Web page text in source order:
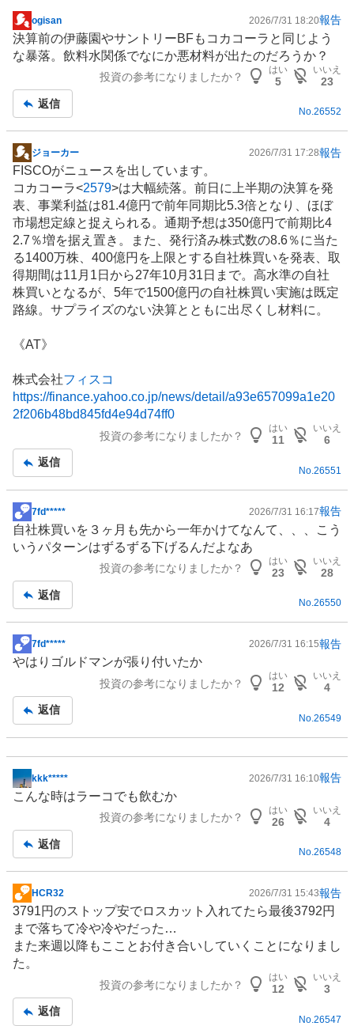
掲
示
板
ogisan 2026/7/31 18:20報告
決算前の伊藤園やサントリーBFもコカコーラと同じよう
な暴落。飲料水関係でなにか悪材料が出たのだろうか？
投資の参考になりましたか？
はい
5
いいえ
23
返信
No.26552
掲
示
板
記
事
ジョーカー 2026/7/31 17:28報告
FISCOがニュースを出しています。
コカコーラ<2579>は大幅続落。前日に上半期の決算を発
表、事業利益は81.4億円で前年同期比5.3倍となり、ほぼ
市場想定線と捉えられる。通期予想は350億円で前期比4
2.7％増を据え置き。また、発行済み株式数の8.6％に当た
る1400万株、400億円を上限とする自社株買いを発表、取
得期間は11月1日から27年10月31日まで。高水準の自社
株買いとなるが、5年で1500億円の自社株買い実施は既定
路線。サプライズのない決算とともに出尽くし材料に。
《AT》
株式会社フィスコ
https://finance.yahoo.co.jp/news/detail/a93e657099a1e20
2f206b48bd845fd4e94d74ff0
投資の参考になりましたか？
はい
11
いいえ
6
返信
No. 26551
掲
示
板
7fd***** 2026/7/31 16:17報告
自社株買いを３ヶ月も先から一年かけてなんて、、、こう
いうパターンはずるずる下げるんだよなあ
投資の参考になりましたか？
はい
23
いいえ
28
返信
No.26550
掲
示
事
7fd***** 2026/7/31 16:15報告
やはりゴルドマンが張り付いたか
投資の参考になりましたか？
はい
12
いいえ
4
返信
No. 26549
掲
示
事
kkk***** 2026/7/31 16:10報告
こんな時はラーコでも飲むか
投資の参考になりましたか？
はい
26
いいえ
4
返信
No.26548
掲
示
板
記
事
HCR32 2026/7/31 15:43報告
3791円のストップ安でロスカット入れてたら最後3792円
まで落ちて冷や冷やだった…
また来週以降もこことお付き合いしていくことになりまし
た。
投資の参考になりましたか？
はい
12
いいえ
3
返信
No. 26547